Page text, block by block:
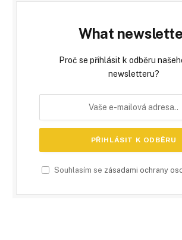
What
Proč se přihlásit k odběru
newsletteru?
Souhlasím se zásadami ochrany